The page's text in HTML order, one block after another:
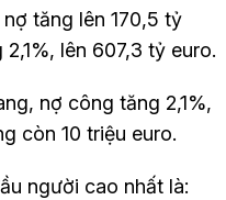
tăng lên 170,5 tỷ
lên 607,3 tỷ euro.
nợ công tăng 2,1%,
còn 10 triệu euro.
người cao nhất là: